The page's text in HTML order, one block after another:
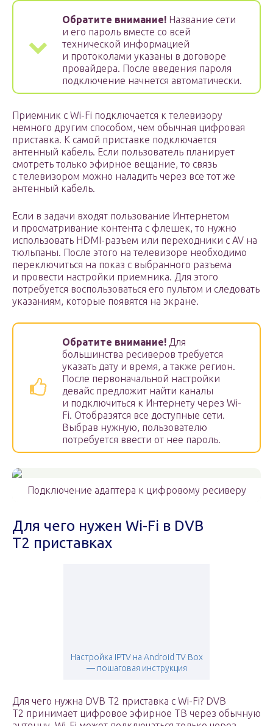
Обратите внимание! Название сети
и его пароль вместе со всей
технической информацией
и протоколами указаны в договоре
провайдера. После введения пароля
подключение начнется автоматически.
Приемник с Wi-Fi подключается к телевизору
немного другим способом, чем обычная цифровая
приставка. К самой приставке подключается
антенный кабель. Если пользователь планирует
смотреть только эфирное вещание, то связь
с телевизором можно наладить через все тот же
антенный кабель.
Если в задачи входят пользование Интернетом
и просматривание контента с флешек, то нужно
использовать HDMI-разъем или переходники с AV на
тюльпаны. После этого на телевизоре необходимо
переключиться на показ с выбранного разъема
и провести настройки приемника. Для этого
потребуется воспользоваться его пультом и следовать
указаниям, которые появятся на экране.
Обратите внимание! Для
большинства ресиверов требуется
указать дату и время, а также регион.
После первоначальной настройки
девайс предложит найти каналы
и подключиться к Интернету через Wi-
Fi. Отобразятся все доступные сети.
Выбрав нужную, пользователю
потребуется ввести от нее пароль.
Подключение адаптера к цифровому ресиверу
Для чего нужен Wi-Fi в DVB
T2 приставках
Настройка IPTV на Android TV Box
— пошаговая инструкция
Для чего нужна DVB T2 приставка с Wi-Fi? DVB
T2 принимает цифровое эфирное ТВ через обычную